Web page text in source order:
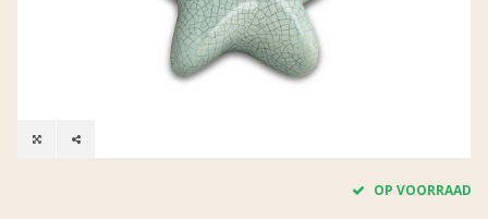
OP VOORRAAD